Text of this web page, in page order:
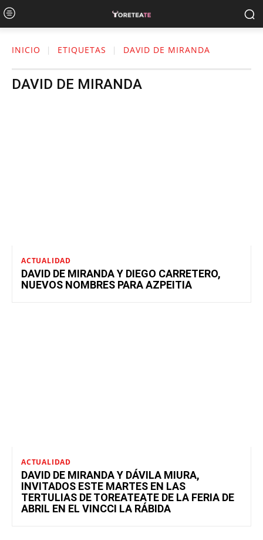
INICIO ETIQUETAS DAVID DE MIRANDA
DAVID DE MIRANDA
ACTUALIDAD
DAVID DE MIRANDA Y DIEGO CARRETERO,
NUEVOS NOMBRES PARA AZPEITIA
ACTUALIDAD
DAVID DE MIRANDA Y DÁVILA MIURA,
INVITADOS ESTE MARTES EN LAS
TERTULIAS DE TOREATEATE DE LA FERIA DE
ABRIL EN EL VINCCI LA RÁBIDA